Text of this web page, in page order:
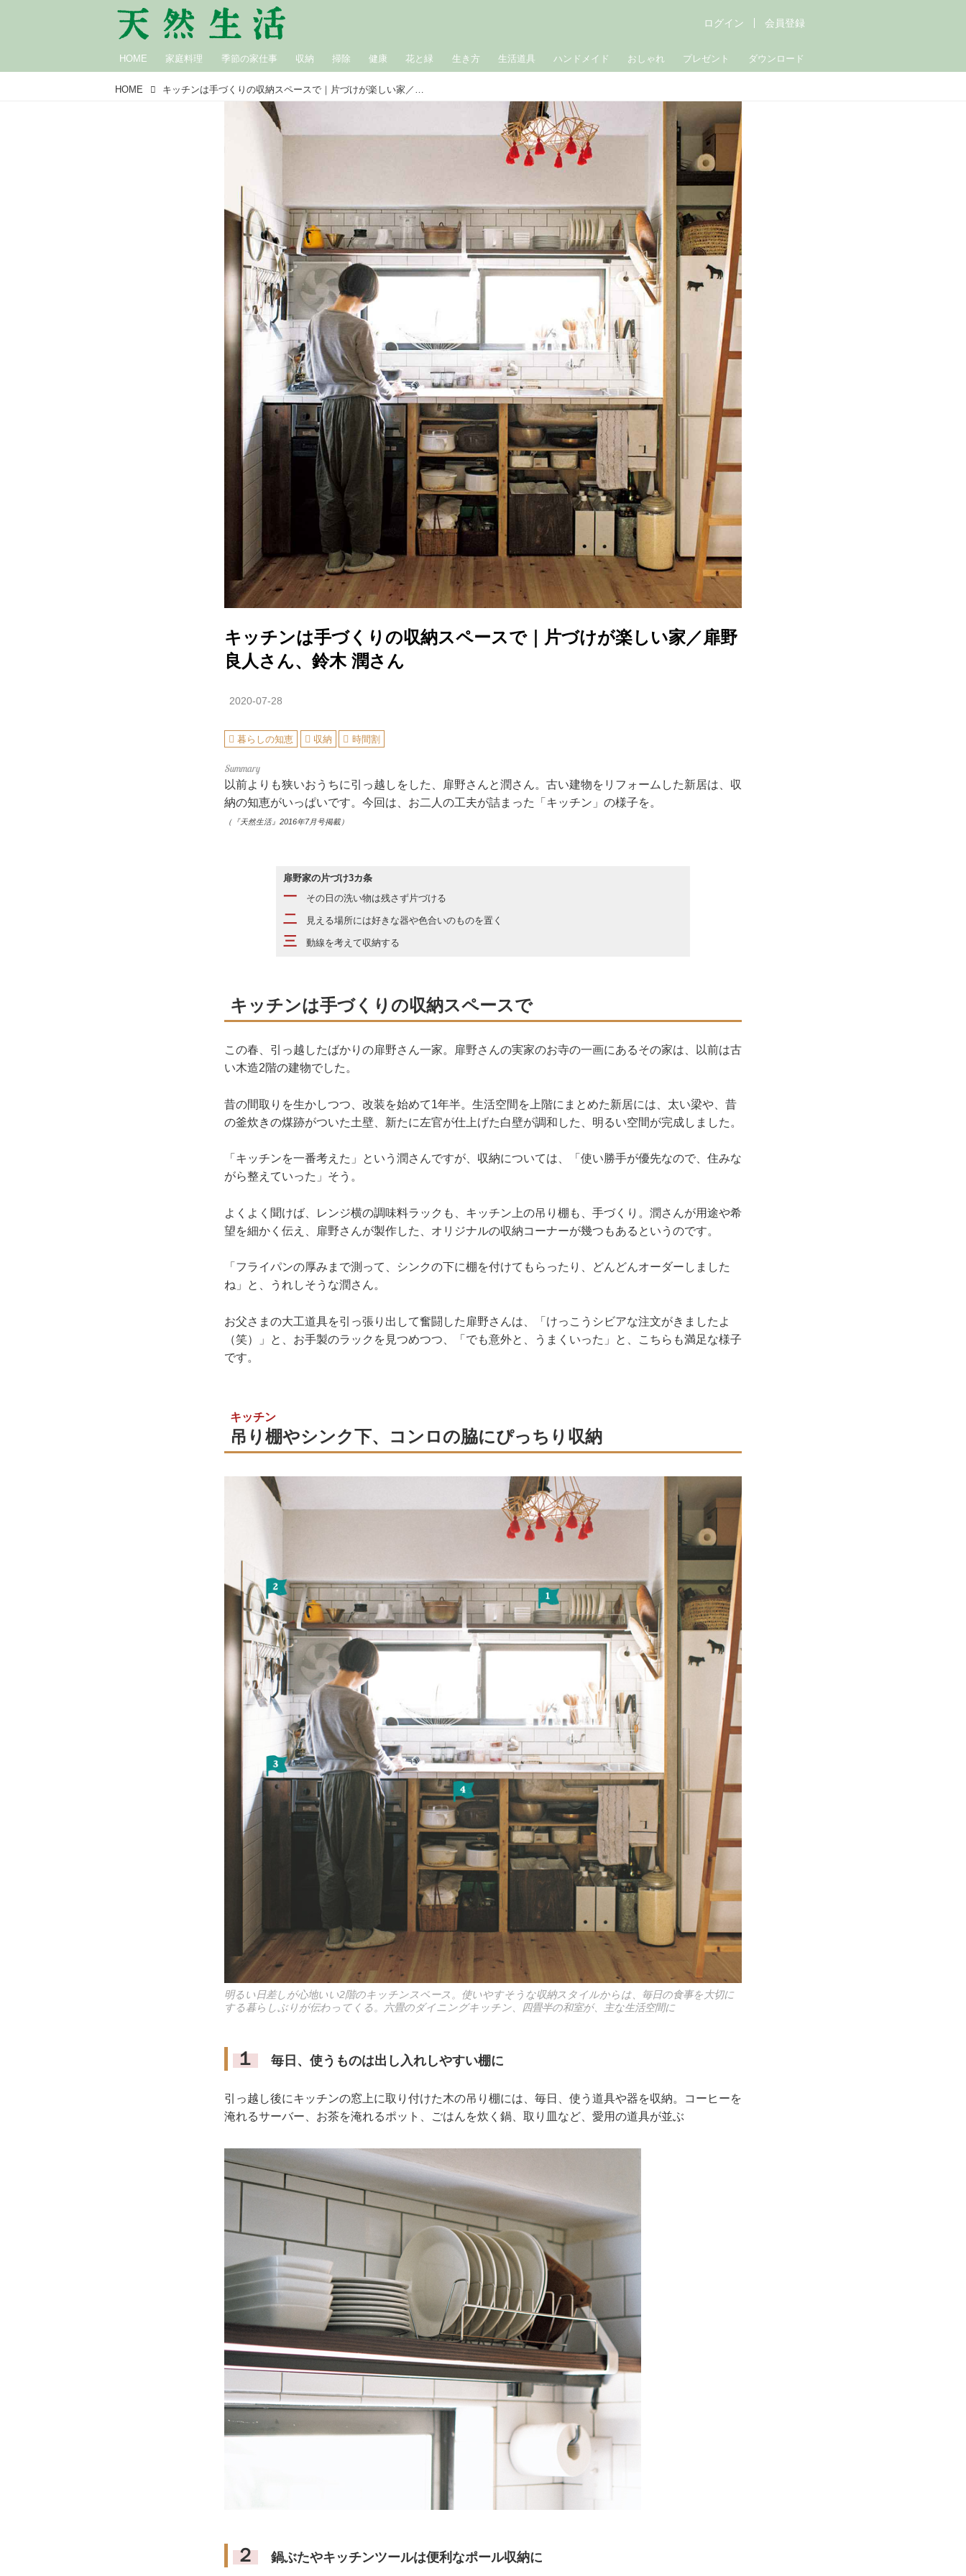
HOME 家庭料理 季節の家仕事 収納 掃除 健康 花と緑 生き方 生活道具 ハンドメイド おしゃれ プレゼント ダウンロード
ログイン 会員登録
HOME キッチンは手づくりの収納スペースで｜片づけが楽しい家／扉野良人さん、鈴木 潤さん
キッチンは手づくりの収納スペースで｜片づけが楽しい家／扉野
良人さん、鈴木 潤さん
2020-07-28
暮らしの知恵 収納 時間割
以前よりも狭いおうちに引っ越しをした、扉野さんと潤さん。古い建物をリフォームした新居は、収
納の知恵がいっぱいです。今回は、お二人の工夫が詰まった「キッチン」の様子を。
（『天然生活』2016年7月号掲載）
扉野家の片づけ3カ条
一その日の洗い物は残さず片づける
二見える場所には好きな器や色合いのものを置く
三動線を考えて収納する
キッチンは手づくりの収納スペースで
この春、引っ越したばかりの扉野さん一家。扉野さんの実家のお寺の一画にあるその家は、以前は古
い木造2階の建物でした。
昔の間取りを生かしつつ、改装を始めて1年半。生活空間を上階にまとめた新居には、太い梁や、昔
の釜炊きの煤跡がついた土壁、新たに左官が仕上げた白壁が調和した、明るい空間が完成しました。
「キッチンを一番考えた」という潤さんですが、収納については、「使い勝手が優先なので、住みな
がら整えていった」そう。
よくよく聞けば、レンジ横の調味料ラックも、キッチン上の吊り棚も、手づくり。潤さんが用途や希
望を細かく伝え、扉野さんが製作した、オリジナルの収納コーナーが幾つもあるというのです。
「フライパンの厚みまで測って、シンクの下に棚を付けてもらったり、どんどんオーダーしました
ね」と、うれしそうな潤さん。
お父さまの大工道具を引っ張り出して奮闘した扉野さんは、「けっこうシビアな注文がきましたよ
（笑）」と、お手製のラックを見つめつつ、「でも意外と、うまくいった」と、こちらも満足な様子
です。
キッチン
吊り棚やシンク下、コンロの脇にぴっちり収納
明るい日差しが心地いい2階のキッチンスペース。使いやすそうな収納スタイルからは、毎日の食事を大切に
する暮らしぶりが伝わってくる。六畳のダイニングキッチン、四畳半の和室が、主な生活空間に
１ 毎日、使うものは出し入れしやすい棚に
引っ越し後にキッチンの窓上に取り付けた木の吊り棚には、毎日、使う道具や器を収納。コーヒーを
淹れるサーバー、お茶を淹れるポット、ごはんを炊く鍋、取り皿など、愛用の道具が並ぶ
２ 鍋ぶたやキッチンツールは便利なポール収納に